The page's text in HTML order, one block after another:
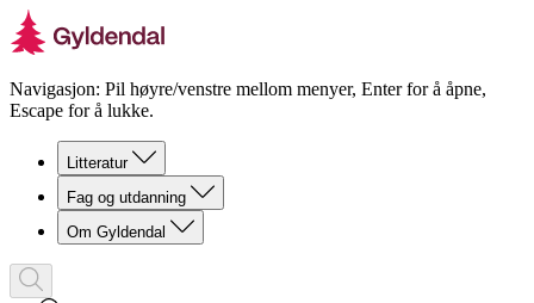
Navigasjon: Pil høyre/venstre mellom menyer, Enter for å åpne,
Escape for å lukke.
Litteratur
Fag og utdanning
Om Gyldendal